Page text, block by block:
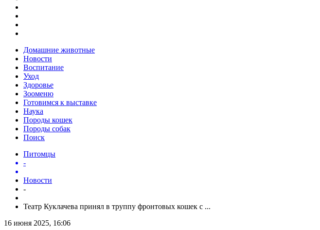
Домашние животные
Новости
Воспитание
Уход
Здоровье
Зооменю
Готовимся к выставке
Наука
Породы кошек
Породы собак
Поиск
Питомцы
-
Новости
-
Театр Куклачева принял в труппу фронтовых кошек с ...
16 июня 2025, 16:06